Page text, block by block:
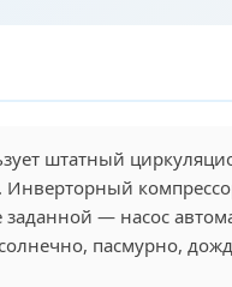
штатный
— насос
пасмурно,